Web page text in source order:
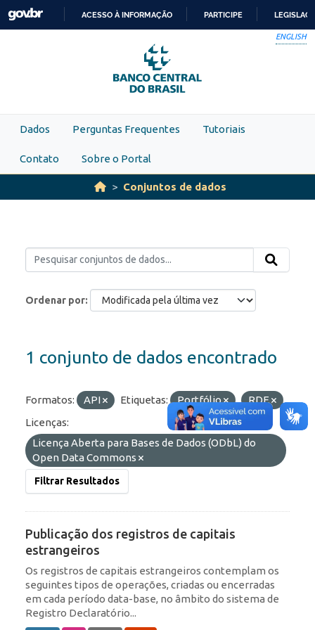
Skip to main content
PARA
O
CONTEÚDO
ACESSO À INFORMAÇÃO PARTICIPE
ENGLISH
Dados Perguntas Frequentes Tutoriais
Contato Sobre o Portal
Conjuntos de dados
Ordenar por
1 conjunto de dados encontrado
Formatos: API Etiquetas: Portfólio
RDE
Licenças:
Licença Aberta para Bases de Dados (ODbL) do
Open Data Commons
Filtrar Resultados
Publicação dos registros de capitais
estrangeiros
Os registros de capitais estrangeiros contemplam os
seguintes tipos de operações, criadas ou encerradas
em cada período data-base, no âmbito do sistema de
Registro Declaratório...